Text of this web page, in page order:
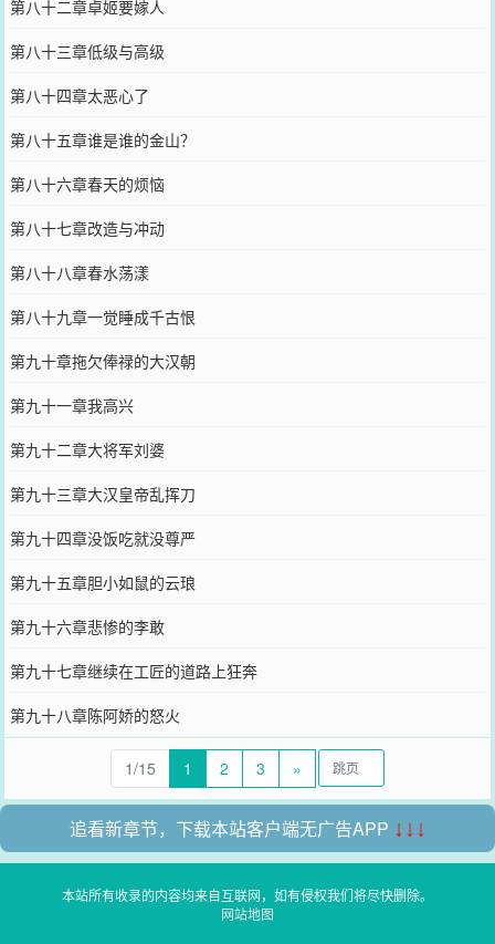
第八十二章卓姬要嫁人
第八十三章低级与高级
第八十四章太恶心了
第八十五章谁是谁的金山？
第八十六章春天的烦恼
第八十七章改造与冲动
第八十八章春水荡漾
第八十九章一觉睡成千古恨
第九十章拖欠俸禄的大汉朝
第九十一章我高兴
第九十二章大将军刘婆
第九十三章大汉皇帝乱挥刀
第九十四章没饭吃就没尊严
第九十五章胆小如鼠的云琅
第九十六章悲惨的李敢
第九十七章继续在工匠的道路上狂奔
第九十八章陈阿娇的怒火
1/15 1 2 3 »
追看新章节，下载本站客户端无广告APP ↓↓↓
本站所有收录的内容均来自互联网，如有侵权我们将尽快删除。
网站地图